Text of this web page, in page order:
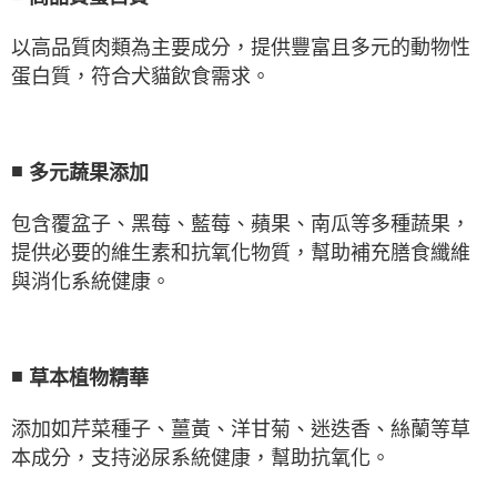
以高品質肉類為主要成分，提供豐富且多元的動物性
蛋白質，符合犬貓飲食需求。
■ 多元蔬果添加
包含覆盆子、黑莓、藍莓、蘋果、南瓜等多種蔬果，
提供必要的維生素和抗氧化物質，幫助補充膳食纖維
與消化系統健康。
■ 草本植物精華
添加如芹菜種子、薑黃、洋甘菊、迷迭香、絲蘭等草
本成分，支持泌尿系統健康，幫助抗氧化。